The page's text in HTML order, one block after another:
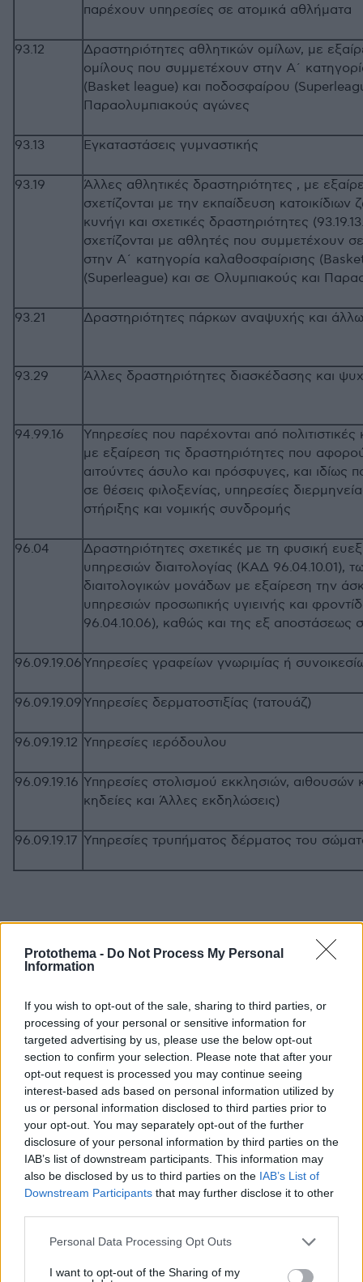
Protothema - Do Not Process My Personal
Information
If you wish to opt-out of the sale, sharing to third parties, or
processing of your personal or sensitive information for
targeted advertising by us, please use the below opt-out
section to confirm your selection. Please note that after your
opt-out request is processed you may continue seeing
interest-based ads based on personal information utilized by
us or personal information disclosed to third parties prior to
your opt-out. You may separately opt-out of the further
disclosure of your personal information by third parties on the
IAB’s list of downstream participants. This information may
also be disclosed by us to third parties on the IAB’s List of
Downstream Participants that may further disclose it to other
Please note that this website/app uses one or more Google
not limited to your visit or usage behaviour. You may click to
Personal Data Processing Opt Outs
I want to opt-out of the Sharing of my
παρέχουν υπηρεσίες σε ατομικά αθλήματα
93.12
Δραστηριότητες αθλητικών ομίλων, με
ομίλους που συμμετέχουν στην Α΄
(Basket league) και ποδοσφαίρου
Παραολυμπιακούς αγώνες
93.13 Εγκαταστάσεις γυμναστικής
93.19
Άλλες αθλητικές δραστηριότητες , με
σχετίζονται με την εκπαίδευση
κυνήγι και σχετικές δραστηριότητες
σχετίζονται με αθλητές που συμμετέχουν
στην Α΄ κατηγορία καλαθοσφαίρισης
(Superleague) και σε Ολυμπιακούς και
93.21 Δραστηριότητες πάρκων αναψυχής και
93.29 Άλλες δραστηριότητες διασκέδασης
94.99.16
Υπηρεσίες που παρέχονται από
με εξαίρεση τις δραστηριότητες που
αιτούντες άσυλο και πρόσφυγες, και ιδίως
σε θέσεις φιλοξενίας, υπηρεσίες
στήριξης και νομικής συνδρομής
96.04
Δραστηριότητες σχετικές με τη φυσική
υπηρεσιών διαιτολογίας (ΚΑΔ 96.04.10.01),
διαιτολογικών μονάδων με εξαίρεση την
υπηρεσιών προσωπικής υγιεινής και
96.04.10.06), καθώς και της εξ αποστάσεως
96.09.19.06 Υπηρεσίες γραφείων γνωριμίας ή
96.09.19.09 Υπηρεσίες δερματοστιξίας (τατουάζ)
96.09.19.12 Υπηρεσίες ιερόδουλου
96.09.19.16 Υπηρεσίες στολισμού εκκλησιών, αιθουσών
κηδείες και Άλλες εκδηλώσεις)
96.09.19.17 Υπηρεσίες τρυπήματος δέρματος του
ΠΑΡΑΡΤΗΜΑ ΙΙ: ΠΙΝΑΚΑΣ ΚΩΔΙΚΩΝ ΑΡΙΘΜΩΝ
ΔΡΑΣΤΗΡΙΟΤΗΤΑΣ ΠΟΥ ΕΠΑΝΑΛΕΙΤΟΥΡΓΟΥΝ ΚΑΙ
(από 18/1/2021 έως 25/1/2021)
ΚΑΔ ΚΛΑΔΟΣ
Εκμετάλλευση καταστήματος ψιλικών ειδών